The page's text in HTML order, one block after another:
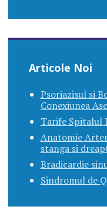
Articole Noi
Psoriazisul si
Conexiunea
Tarife Spitalul
Anatomie
stanga si
Bradicardie
Sindromul de